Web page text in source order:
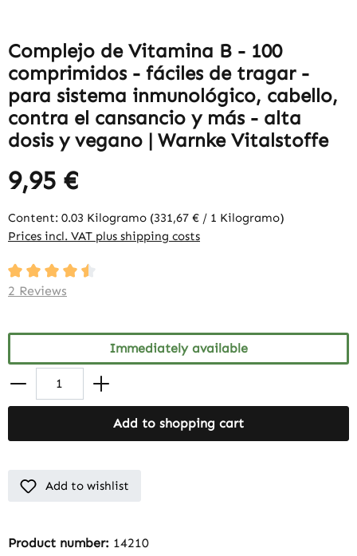
Complejo de Vitamina B - 100
comprimidos - fáciles de tragar -
para sistema inmunológico, cabello,
contra el cansancio y más - alta
dosis y vegano | Warnke Vitalstoffe
9,95 €
Content: 0.03 Kilogramo (331,67 € / 1 Kilogramo)
Prices incl. VAT plus shipping costs
Average rating of 4.5 out of 5 stars
2 Reviews
Immediately available
Add to shopping cart
Add to wishlist
Product number: 14210